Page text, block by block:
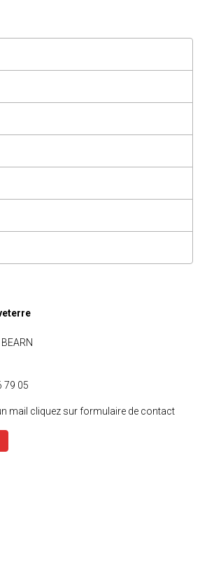
79 05
mail cliquez sur formulaire de contact